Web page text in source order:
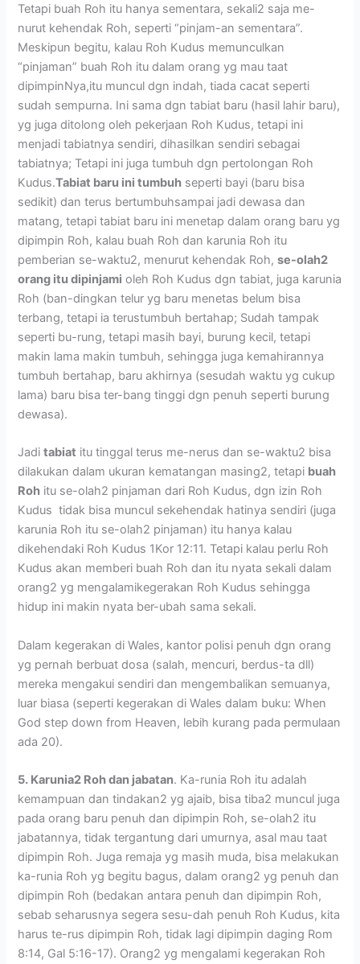
Tetapi buah Roh itu hanya sementara, sekali2 saja me-
nurut kehendak Roh, seperti “pinjam-an sementara”.
Meskipun begitu, kalau Roh Kudus memunculkan
“pinjaman” buah Roh itu dalam orang yg mau taat
dipimpinNya,itu muncul dgn indah, tiada cacat seperti
sudah sempurna. Ini sama dgn tabiat baru (hasil lahir baru),
yg juga ditolong oleh pekerjaan Roh Kudus, tetapi ini
menjadi tabiatnya sendiri, dihasilkan sendiri sebagai
tabiatnya; Tetapi ini juga tumbuh dgn pertolongan Roh
Kudus.Tabiat baru ini tumbuh seperti bayi (baru bisa
sedikit) dan terus bertumbuhsampai jadi dewasa dan
matang, tetapi tabiat baru ini menetap dalam orang baru yg
dipimpin Roh, kalau buah Roh dan karunia Roh itu
pemberian se-waktu2, menurut kehendak Roh,se-olah2
orang itu dipinjami oleh Roh Kudus dgn tabiat, juga karunia
Roh (ban-dingkan telur yg baru menetas belum bisa
terbang, tetapi ia terustumbuh bertahap; Sudah tampak
seperti bu-rung, tetapi masih bayi, burung kecil, tetapi
makin lama makin tumbuh, sehingga juga kemahirannya
tumbuh bertahap, baru akhirnya (sesudah waktu yg cukup
lama) baru bisa ter-bang tinggi dgn penuh seperti burung
dewasa).
Jaditabiat itu tinggal terus me-nerus dan se-waktu2 bisa
dilakukan dalam ukuran kematangan masing2, tetapi buah
Roh itu se-olah2 pinjaman dari Roh Kudus, dgn izin Roh
Kudus tidak bisa muncul sekehendak hatinya sendiri (juga
karunia Roh itu se-olah2 pinjaman) itu hanya kalau
dikehendaki Roh Kudus 1Kor 12:11. Tetapi kalau perlu Roh
Kudus akan memberi buah Roh dan itu nyata sekali dalam
orang2 yg mengalamikegerakan Roh Kudus sehingga
hidup ini makin nyata ber-ubah sama sekali.
Dalam kegerakan di Wales, kantor polisi penuh dgn orang
yg pernah berbuat dosa (salah, mencuri, berdus-ta dll)
mereka mengakui sendiri dan mengembalikan semuanya,
luar biasa (seperti kegerakan di Wales dalam buku: When
God step down from Heaven, lebih kurang pada permulaan
ada 20).
5. Karunia2 Roh dan jabatan. Ka-runia Roh itu adalah
kemampuan dan tindakan2 yg ajaib, bisa tiba2 muncul juga
pada orang baru penuh dan dipimpin Roh, se-olah2 itu
jabatannya, tidak tergantung dari umurnya, asal mau taat
dipimpin Roh. Juga remaja yg masih muda, bisa melakukan
ka-runia Roh yg begitu bagus, dalam orang2 yg penuh dan
dipimpin Roh (bedakan antara penuh dan dipimpin Roh,
sebab seharusnya segera sesu-dah penuh Roh Kudus, kita
harus te-rus dipimpin Roh, tidak lagi dipimpin daging Rom
8:14, Gal 5:16-17). Orang2 yg mengalami kegerakan Roh